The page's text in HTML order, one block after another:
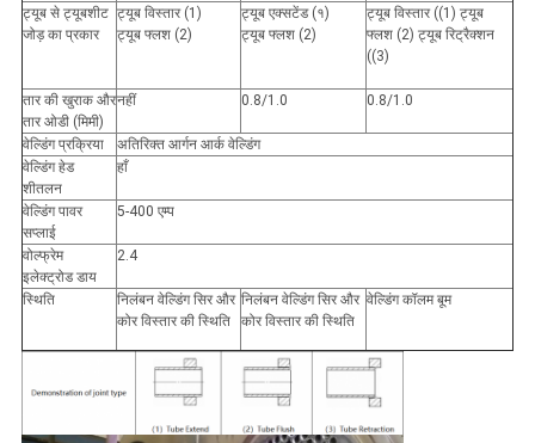
ट्यूब से ट्यूबशीट
जोड़ का प्रकार
ट्यूब विस्तार (1)
ट्यूब फ्लश (2)
ट्यूब एक्सटेंड (१)
ट्यूब फ्लश (2)
ट्यूब विस्तार ((1) ट्यूब
फ्लश (2) ट्यूब रिट्रैक्शन
((3)
तार की खुराक और
तार ओडी (मिमी)
नहीं 0.8/1.0 0.8/1.0
वेल्डिंग प्रक्रिया
अतिरिक्त आर्गन आर्क वेल्डिंग
वेल्डिंग हेड
शीतलन
हाँ
वेल्डिंग पावर
सप्लाई
5-400 एम्प
वोल्फ्रेम
इलेक्ट्रोड डाय
2.4
स्थिति
निलंबन वेल्डिंग सिर और
कोर विस्तार की स्थिति
निलंबन वेल्डिंग सिर और
कोर विस्तार की स्थिति
वेल्डिंग कॉलम बूम